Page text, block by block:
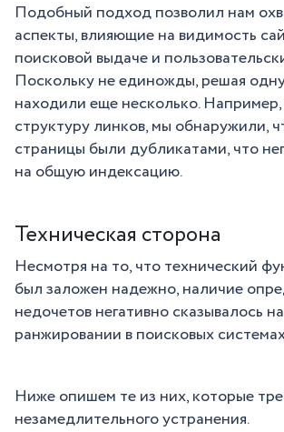
Подобный подход позволил нам
аспекты, влияющие на видимость
поисковой выдаче и
Поскольку не единожды, решая
находили еще несколько.
структуру линков, мы обнаружили,
страницы были дубликатами, что
на общую индексацию.
Техническая сторона
Несмотря на то, что технический
был заложен надежно, наличие
недочетов негативно сказывалось
ранжировании в поисковых
Ниже опишем те из них, которые
незамедлительного устранения.